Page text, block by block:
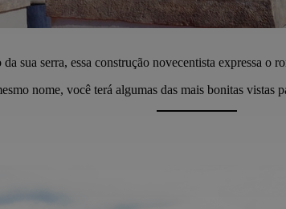
sua serra, essa construção novecentista expressa
nome, você terá algumas das mais bonitas vistas